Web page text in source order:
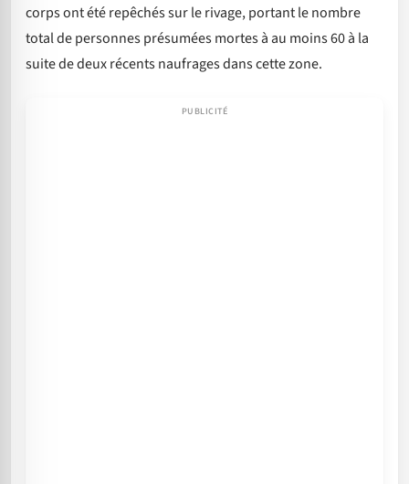
corps ont été repêchés sur le rivage, portant le nombre
total de personnes présumées mortes à au moins 60 à la
suite de deux récents naufrages dans cette zone.